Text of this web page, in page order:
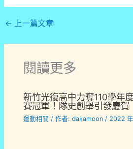
← 上一篇文章
閱讀更多
新竹光復高中力奪110學年
賽冠軍！隊史創舉引發慶賀
運動相關 / 作者:dakamoon/ 2022